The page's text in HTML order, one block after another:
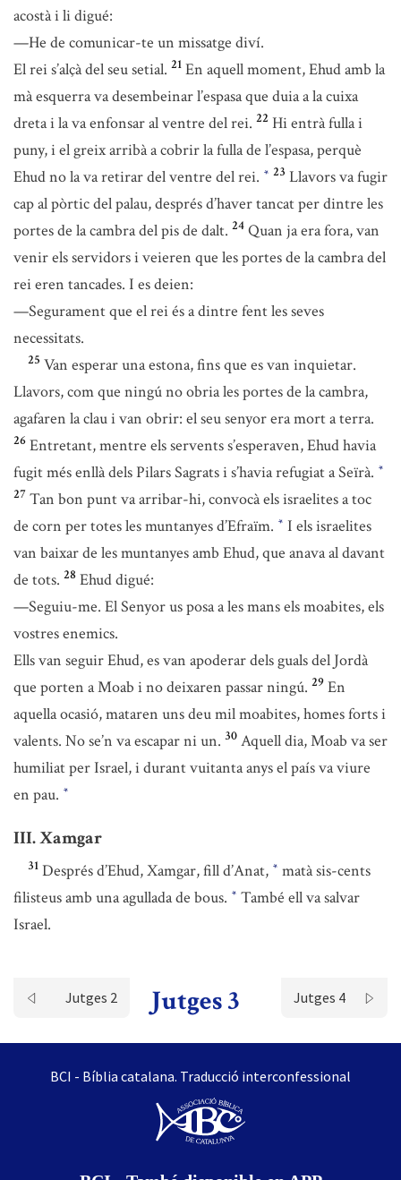
acostà i li digué:
—He de comunicar-te un missatge diví.
El rei s’alçà del seu setial. 21 En aquell moment, Ehud amb la
mà esquerra va desembeinar l’espasa que duia a la cuixa
dreta i la va enfonsar al ventre del rei. 22 Hi entrà fulla i
puny, i el greix arribà a cobrir la fulla de l’espasa, perquè
Ehud no la va retirar del ventre del rei. * 23 Llavors va fugir
cap al pòrtic del palau, després d’haver tancat per dintre les
portes de la cambra del pis de dalt. 24 Quan ja era fora, van
venir els servidors i veieren que les portes de la cambra del
rei eren tancades. I es deien:
—Segurament que el rei és a dintre fent les seves
necessitats.
25 Van esperar una estona, fins que es van inquietar.
Llavors, com que ningú no obria les portes de la cambra,
agafaren la clau i van obrir: el seu senyor era mort a terra.
26 Entretant, mentre els servents s’esperaven, Ehud havia
fugit més enllà dels Pilars Sagrats i s’havia refugiat a Seïrà. *
27 Tan bon punt va arribar-hi, convocà els israelites a toc
de corn per totes les muntanyes d’Efraïm. * I els israelites
van baixar de les muntanyes amb Ehud, que anava al davant
de tots. 28 Ehud digué:
—Seguiu-me. El Senyor us posa a les mans els moabites, els
vostres enemics.
Ells van seguir Ehud, es van apoderar dels guals del Jordà
que porten a Moab i no deixaren passar ningú. 29 En
aquella ocasió, mataren uns deu mil moabites, homes forts i
valents. No se’n va escapar ni un. 30 Aquell dia, Moab va ser
humiliat per Israel, i durant vuitanta anys el país va viure
en pau. *
III. Xamgar
31 Després d’Ehud, Xamgar, fill d’Anat, * matà sis-cents
filisteus amb una agullada de bous. * També ell va salvar
Israel.
Jutges 2 Jutges 3 Jutges 4
BCI - Bíblia catalana. Traducció interconfessional